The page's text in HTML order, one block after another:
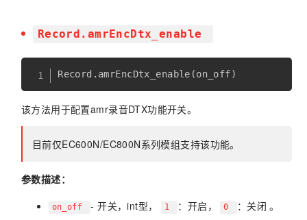
Record.amrEncDtx_enable
Record . amrEncDtx_enable (on_off)
该方法用于配置amr录音DTX功能开关。
目前仅EC600N/EC800N系列模组支持该功能。
参数描述：
on_off - 开关，int型， 1 ：开启， 0
：关闭 。